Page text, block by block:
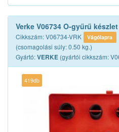
Verke V06734 O-gyűrű
Cikkszám: V06734-VRK Vágólapra
(csomagolási súly: 0.50 kg.)
Gyártó:VERKE (gyártói cikkszám:
419db